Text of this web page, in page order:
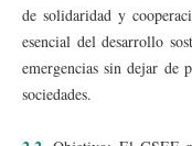
de solidaridad y
esencial del desarrollo
emergencias sin dejar de
sociedades.